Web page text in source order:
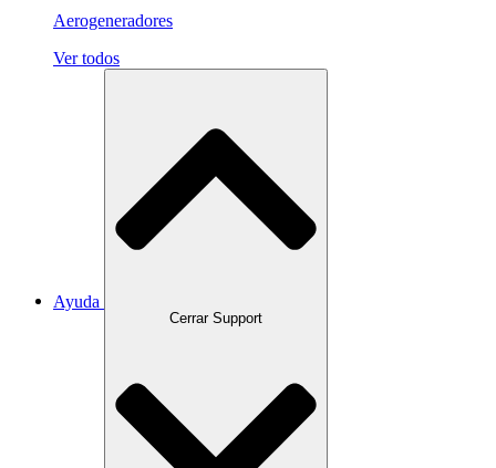
Aerogeneradores
Ver todos
Ayuda
Cerrar Support